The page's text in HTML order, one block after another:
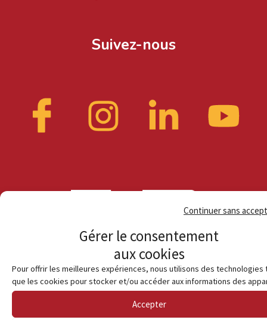
Gérer le consentement
aux cookies
Pour offrir les meilleures expériences, nous utilisons des technologies
que les cookies pour stocker et/ou accéder aux informations des
Accepter
Continuer sans
Suivez-nous